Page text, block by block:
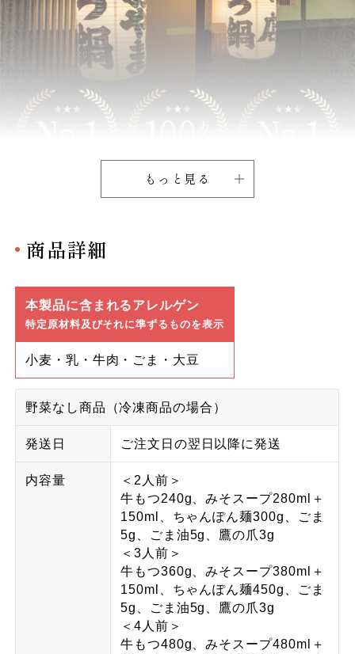
もっと見る
商品詳細
本製品に含まれるアレルゲン
特定原材料及びそれに準ずるものを表示
小麦・乳・牛肉・ごま・大豆
野菜なし商品（冷凍商品の場合）
発送日 ご注文日の翌日以降に発送
内容量
＜2人前＞
牛もつ240g、みそスープ280ml＋
150ml、ちゃんぽん麺300g、ごま
5g、ごま油5g、鷹の爪3g
＜3人前＞
牛もつ360g、みそスープ380ml＋
150ml、ちゃんぽん麺450g、ごま
5g、ごま油5g、鷹の爪3g
＜4人前＞
牛もつ480g、みそスープ480ml＋